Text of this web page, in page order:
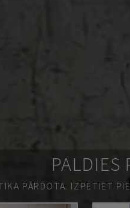
PALDIES
PĀRDOTA. IZPĒTIET